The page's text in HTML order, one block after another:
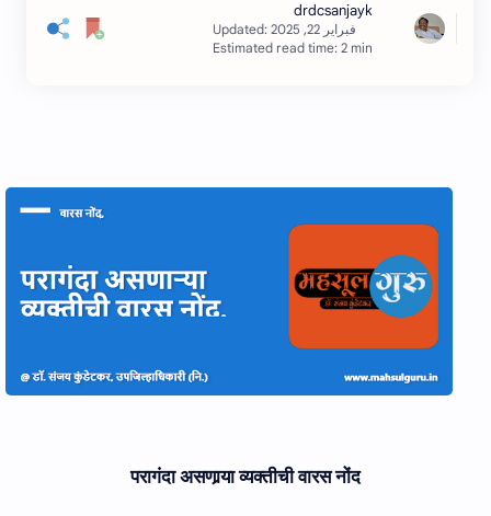
Estimated read time: 2 min
परागंदा असणार्‍या व्‍यक्‍तीची वारस नोंद